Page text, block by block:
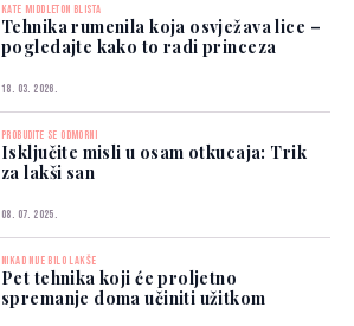
KATE MIDDLETON BLISTA
Tehnika rumenila koja osvježava lice –
pogledajte kako to radi princeza
18. 03. 2026.
PROBUDITE SE ODMORNI
Isključite misli u osam otkucaja: Trik
za lakši san
08. 07. 2025.
NIKAD NIJE BILO LAKŠE
Pet tehnika koji će proljetno
spremanje doma učiniti užitkom